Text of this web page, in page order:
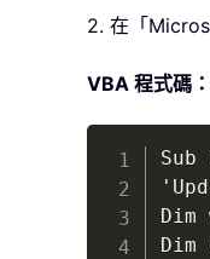
2. 在「
VBA 程式碼
Dim